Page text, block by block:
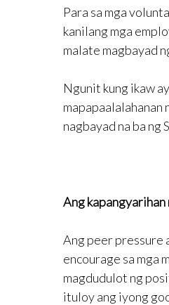
Para sa mga
kanilang mga
malate magbayad
Ngunit kung ikaw
mapapaalalahanan
nagbayad na ba ng
Ang
Ang peer pressure
encourage sa mga
magdudulot ng
ituloy ang iyong